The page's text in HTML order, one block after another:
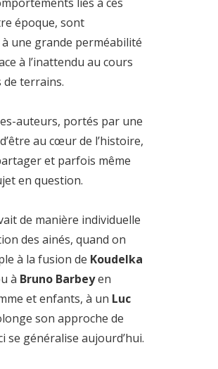
époque, sont
une grande perméabilité
à l’inattendu au cours
terrains.
auteurs, portés par une
au cœur de l’histoire,
et parfois même
en question.
de manière individuelle
des ainés, quand on
à la fusion de Koudelka
à Bruno Barbeyen
et enfants, à un Luc
son approche de
se généralise aujourd’hui.